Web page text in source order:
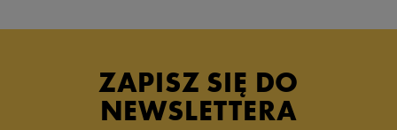
ZAPISZ SIĘ DO
NEWSLETTERA